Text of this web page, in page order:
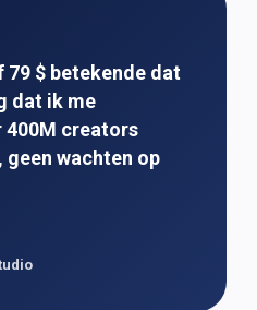
$ betekende dat
dat ik me
400M creators
geen wachten op